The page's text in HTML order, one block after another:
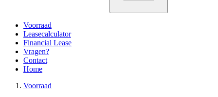
Voorraad
Leasecalculator
Financial Lease
Vragen?
Contact
Home
Voorraad